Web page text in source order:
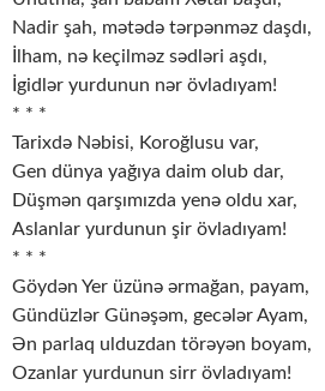
Nadir şah, mətədə tərpənməz daşdı,
İlham, nə keçilməz sədləri aşdı,
İgidlər yurdunun nər övladıyam!
* * *
Tarixdə Nəbisi, Koroğlusu var,
Gen dünya yağıya daim olub dar,
Düşmən qarşımızda yenə oldu xar,
Aslanlar yurdunun şir övladıyam!
* * *
Göydən Yer üzünə ərmağan, payam,
Gündüzlər Günəşəm, gecələr Ayam,
Ən parlaq ulduzdan törəyən boyam,
Ozanlar yurdunun sirr övladıyam!